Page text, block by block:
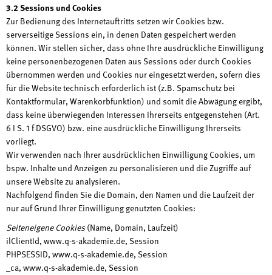
3.2 Sessions und Cookies
Zur Bedienung des Internetauftritts setzen wir Cookies bzw.
serverseitige Sessions ein, in denen Daten gespeichert werden
können. Wir stellen sicher, dass ohne Ihre ausdrückliche Einwilligung
keine personenbezogenen Daten aus Sessions oder durch Cookies
übernommen werden und Cookies nur eingesetzt werden, sofern dies
für die Website technisch erforderlich ist (z.B. Spamschutz bei
Kontaktformular, Warenkorbfunktion) und somit die Abwägung ergibt,
dass keine überwiegenden Interessen Ihrerseits entgegenstehen (Art.
6 I S. 1 f DSGVO) bzw. eine ausdrückliche Einwilligung Ihrerseits
vorliegt.
Wir verwenden nach Ihrer ausdrücklichen Einwilligung Cookies, um
bspw. Inhalte und Anzeigen zu personalisieren und die Zugriffe auf
unsere Website zu analysieren.
Nachfolgend finden Sie die Domain, den Namen und die Laufzeit der
nur auf Grund Ihrer Einwilligung genutzten Cookies:
Seiteneigene Cookies(Name, Domain, Laufzeit)
ilClientId, www.q-s-akademie.de, Session
PHPSESSID, www.q-s-akademie.de, Session
_ca, www.q-s-akademie.de, Session